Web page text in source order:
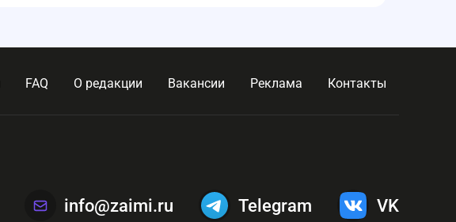
FAQ О редакции Вакансии Реклама Контакты
info@zaimi.ru Telegram VK